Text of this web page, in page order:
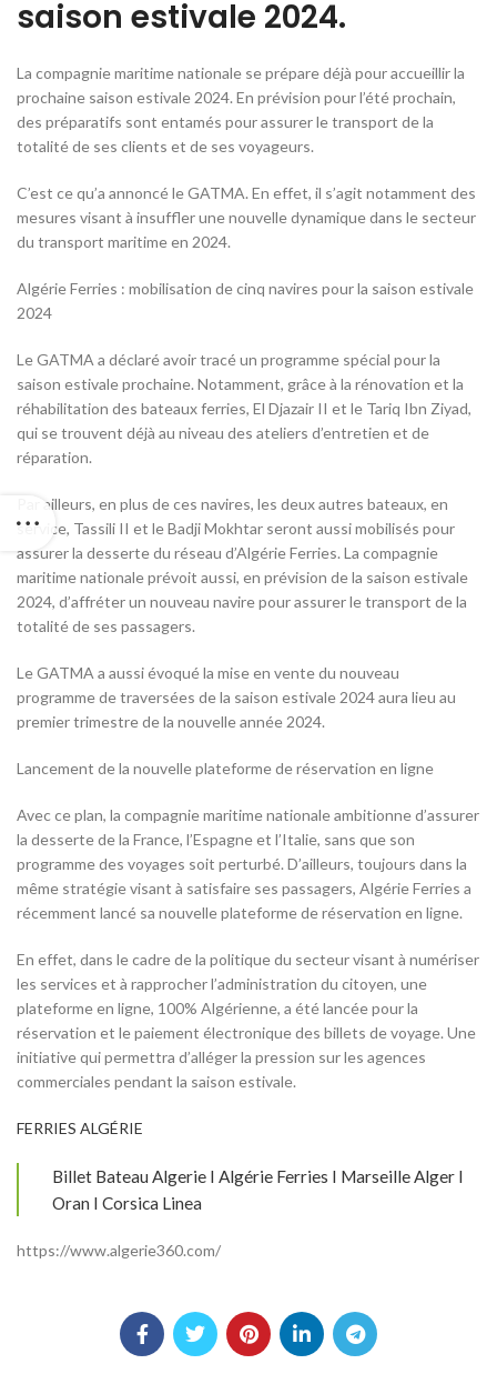
saison estivale 2024.
La compagnie maritime nationale se prépare déjà pour accueillir la
prochaine saison estivale 2024. En prévision pour l’été prochain,
des préparatifs sont entamés pour assurer le transport de la
totalité de ses clients et de ses voyageurs.
C’est ce qu’a annoncé le GATMA. En effet, il s’agit notamment des
mesures visant à insuffler une nouvelle dynamique dans le secteur
du transport maritime en 2024.
Algérie Ferries : mobilisation de cinq navires pour la saison estivale
2024
Le GATMA a déclaré avoir tracé un programme spécial pour la
saison estivale prochaine. Notamment, grâce à la rénovation et la
réhabilitation des bateaux ferries, El Djazair II et le Tariq Ibn Ziyad,
qui se trouvent déjà au niveau des ateliers d’entretien et de
réparation.
Par ailleurs, en plus de ces navires, les deux autres bateaux, en
service, Tassili II et le Badji Mokhtar seront aussi mobilisés pour
assurer la desserte du réseau d’Algérie Ferries. La compagnie
maritime nationale prévoit aussi, en prévision de la saison estivale
2024, d’affréter un nouveau navire pour assurer le transport de la
totalité de ses passagers.
Le GATMA a aussi évoqué la mise en vente du nouveau
programme de traversées de la saison estivale 2024 aura lieu au
premier trimestre de la nouvelle année 2024.
Lancement de la nouvelle plateforme de réservation en ligne
Avec ce plan, la compagnie maritime nationale ambitionne d’assurer
la desserte de la France, l’Espagne et l’Italie, sans que son
programme des voyages soit perturbé. D’ailleurs, toujours dans la
même stratégie visant à satisfaire ses passagers, Algérie Ferries a
récemment lancé sa nouvelle plateforme de réservation en ligne.
En effet, dans le cadre de la politique du secteur visant à numériser
les services et à rapprocher l’administration du citoyen, une
plateforme en ligne, 100% Algérienne, a été lancée pour la
réservation et le paiement électronique des billets de voyage. Une
initiative qui permettra d’alléger la pression sur les agences
commerciales pendant la saison estivale.
FERRIES ALGÉRIE
Billet Bateau Algerie I Algérie Ferries I Marseille Alger I
Oran I Corsica Linea
https://www.algerie360.com/